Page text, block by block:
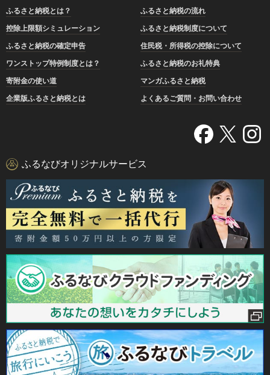
ふるさと納税とは？
ふるさと納税の流れ
控除上限額シミュレーション
ふるさと納税制度について
ふるさと納税の確定申告
住民税・所得税の控除について
ワンストップ特例制度とは？
ふるさと納税のお礼特典
寄附金の使い道
マンガふるさと納税
企業版ふるさと納税とは
よくあるご質問・お問い合わせ
ふるなびオリジナルサービス